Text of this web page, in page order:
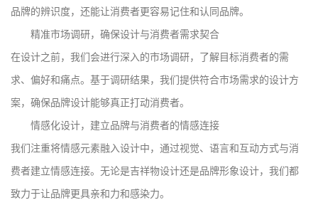
品牌的辨识度，还能让消费者更容易记住和认同品牌。
精准市场调研，确保设计与消费者需求契合
在设计之前，我们会进行深入的市场调研，了解目标消费者的需
求、偏好和痛点。基于调研结果，我们提供符合市场需求的设计方
案，确保品牌设计能够真正打动消费者。
情感化设计，建立品牌与消费者的情感连接
我们注重将情感元素融入设计中，通过视觉、语言和互动方式与消
费者建立情感连接。无论是吉祥物设计还是品牌形象设计，我们都
致力于让品牌更具亲和力和感染力。